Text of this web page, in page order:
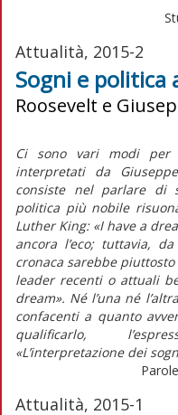
Attualità, 2015-2
Sogni e politica
Roosevelt e
Ci sono vari modi per
interpretati da
consiste nel parlare di
politica più nobile
Luther King: «I have a
ancora l’eco; tuttavia,
cronaca sarebbe
leader recenti o attuali
dream». Né l’una né
confacenti a quanto
qualificarlo,
«L’interpretazione dei
Attualità, 2015-1